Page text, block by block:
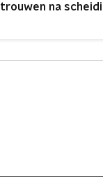
trouwen na